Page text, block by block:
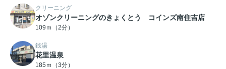
クリーニング
オゾンクリーニングのきょくとう コインズ南住吉店
109ｍ（2分）
銭湯
花里温泉
185ｍ（3分）